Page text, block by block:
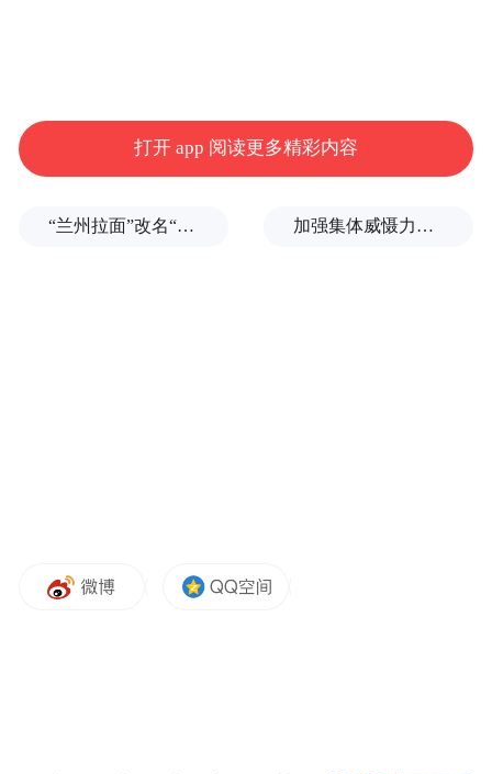
和近3万条评论。“感动到热泪盈眶”，许多网
友这样描述自己的感受。
视频截图
打开 app 阅读更多精彩内容
“兰州拉面”改名“青海拉面”，权威回应来了 加强集体威慑力，土耳其、沙特、巴基斯坦签署军事协议